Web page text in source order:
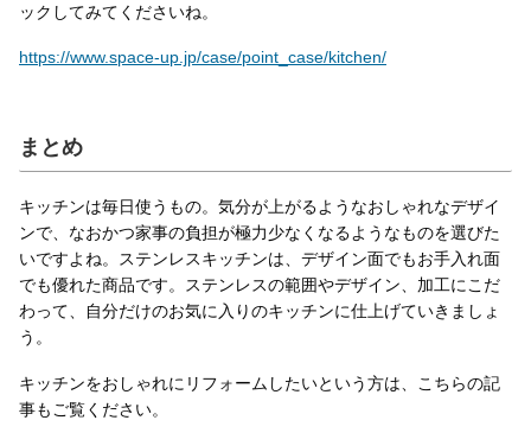
ックしてみてくださいね。
https://www.space-up.jp/case/point_case/kitchen/
まとめ
キッチンは毎日使うもの。気分が上がるようなおしゃれなデザイ
ンで、なおかつ家事の負担が極力少なくなるようなものを選びた
いですよね。ステンレスキッチンは、デザイン面でもお手入れ面
でも優れた商品です。ステンレスの範囲やデザイン、加工にこだ
わって、自分だけのお気に入りのキッチンに仕上げていきましょ
う。
キッチンをおしゃれにリフォームしたいという方は、こちらの記
事もご覧ください。